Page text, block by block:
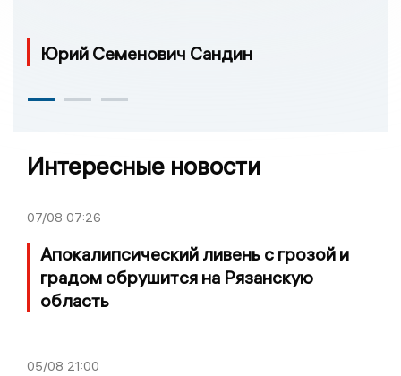
Юрий Семенович Сандин
Интересные новости
07/08 07:26
Апокалипсический ливень с грозой и
градом обрушится на Рязанскую
область
05/08 21:00